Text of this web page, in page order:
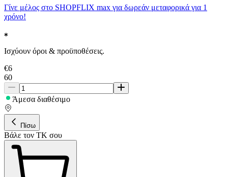
Γίνε μέλος στο SHOPFLIX max για δωρεάν μεταφορικά για 1
χρόνο!
Ισχύουν όροι & προϋποθέσεις.
€6
60
Άμεσα διαθέσιμο
Πίσω
Βάλε τον ΤΚ σου